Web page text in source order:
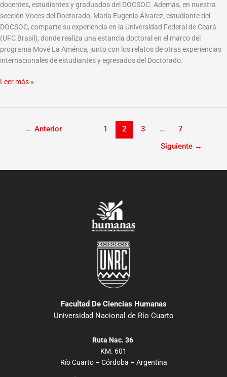
docentes, estudiantes y graduados del DOCSOC. Además, en nuestra
sección Voces del Doctorado, María Eugenia Álvarez, estudiante del
DOCSOC, comparte su experiencia en la Universidad Federal de Ceará
(UFC Brasil), donde realiza una estancia doctoral en el marco del
programa Mové La América, junto con los relatos de otras experiencias
internacionales de estudiantes y egresados del Doctorado.
Leer más »
← Anterior 1 2 3 …
7
Siguiente →
Facultad De Ciencias Humanas
Universidad Nacional de Río Cuarto
Ruta Nac. 36
KM. 601
Río Cuarto – Córdoba – Argentina